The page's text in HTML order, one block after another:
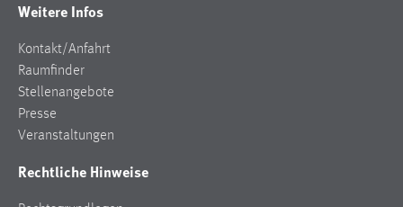
Weitere Infos
Kontakt/Anfahrt
Raumfinder
Stellenangebote
Presse
Veranstaltungen
Rechtliche Hinweise